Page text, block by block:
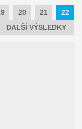
20 21
22
DALŠÍ VÝSLEDKY